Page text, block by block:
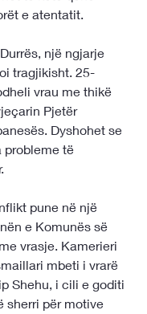
e atentatit.
një ngjarje
tragjikisht. 25-
vrau me thikë
Pjetër
Dyshohet se
probleme të
pune në një
e Komunës së
vrasje. Kamerieri
mbeti i vrarë
Shehu, i cili e goditi
sherri për motive